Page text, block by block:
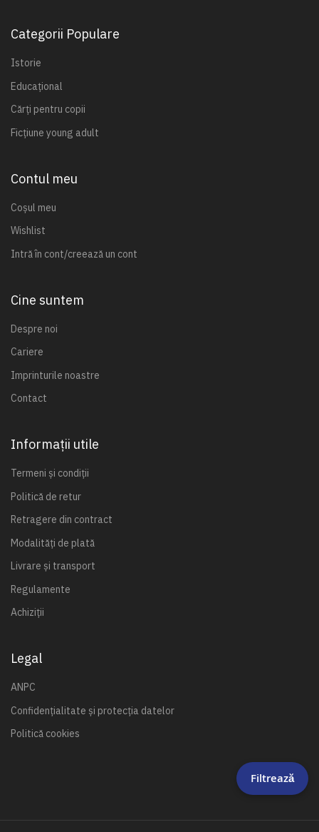
Categorii Populare
Istorie
Educațional
Cărți pentru copii
Ficțiune young adult
Contul meu
Coșul meu
Wishlist
Intră în cont/creează un cont
Cine suntem
Despre noi
Cariere
Imprinturile noastre
Contact
Informații utile
Termeni și condiții
Politică de retur
Retragere din contract
Modalități de plată
Livrare și transport
Regulamente
Achiziții
Legal
ANPC
Confidențialitate și protecția datelor
Politică cookies
Filtrează